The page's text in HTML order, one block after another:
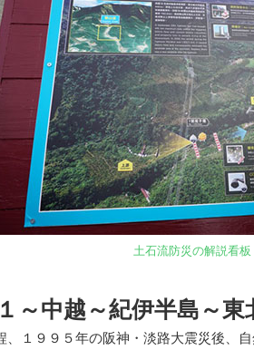
土石流防災の解説看板
～中越～紀伊半島～
１９９５年の阪神・淡路大震災後、